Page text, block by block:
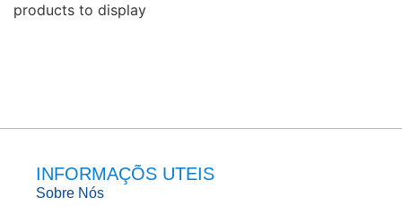
products to display
INFORMAÇÕS UTEIS
Sobre Nós